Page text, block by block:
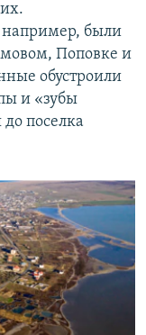
были
Поповке и
обустроили
и «зубы
поселка